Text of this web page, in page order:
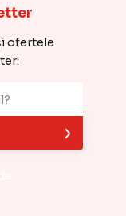
ofertele